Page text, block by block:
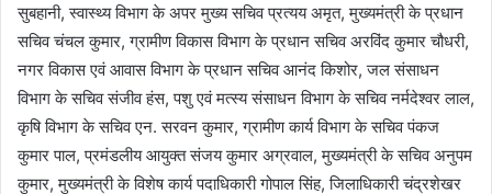
सुबहानी, स्वास्थ्य विभाग के अपर मुख्य सचिव प्रत्यय अमृत, मुख्यमंत्री के प्रधान
सचिव चंचल कुमार, ग्रामीण विकास विभाग के प्रधान सचिव अरविंद कुमार चौधरी,
नगर विकास एवं आवास विभाग के प्रधान सचिव आनंद किशोर, जल संसाधन
विभाग के सचिव संजीव हंस, पशु एवं मत्स्य संसाधन विभाग के सचिव नर्मदेश्वर लाल,
कृषि विभाग के सचिव एन. सरवन कुमार, ग्रामीण कार्य विभाग के सचिव पंकज
कुमार पाल, प्रमंडलीय आयुक्त संजय कुमार अग्रवाल, मुख्यमंत्री के सचिव अनुपम
कुमार, मुख्यमंत्री के विशेष कार्य पदाधिकारी गोपाल सिंह, जिलाधिकारी चंद्रशेखर